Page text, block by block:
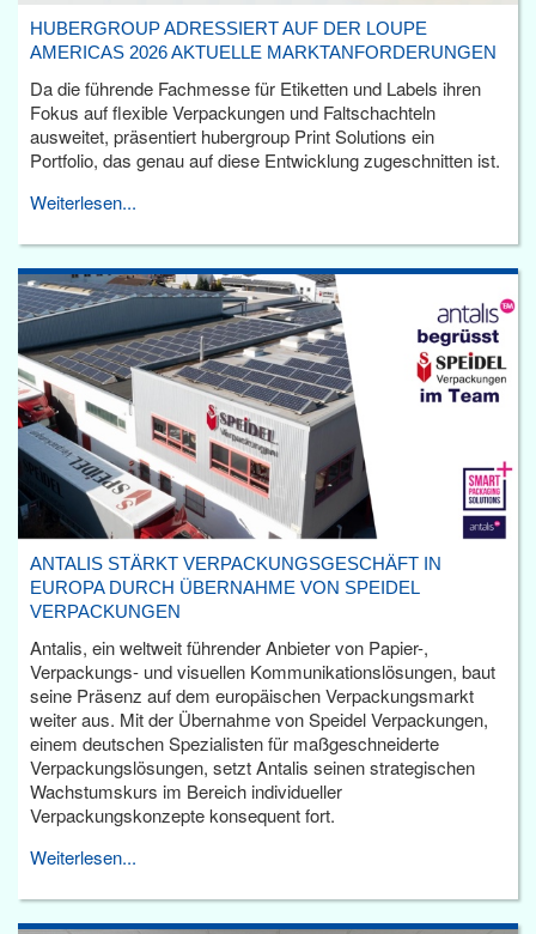
HUBERGROUP ADRESSIERT AUF DER LOUPE
AMERICAS 2026 AKTUELLE MARKTANFORDERUNGEN
Da die führende Fachmesse für Etiketten und Labels ihren
Fokus auf flexible Verpackungen und Faltschachteln
ausweitet, präsentiert hubergroup Print Solutions ein
Portfolio, das genau auf diese Entwicklung zugeschnitten ist.
Weiterlesen...
ANTALIS STÄRKT VERPACKUNGSGESCHÄFT IN
EUROPA DURCH ÜBERNAHME VON SPEIDEL
VERPACKUNGEN
Antalis, ein weltweit führender Anbieter von Papier-,
Verpackungs- und visuellen Kommunikationslösungen, baut
seine Präsenz auf dem europäischen Verpackungsmarkt
weiter aus. Mit der Übernahme von Speidel Verpackungen,
einem deutschen Spezialisten für maßgeschneiderte
Verpackungslösungen, setzt Antalis seinen strategischen
Wachstumskurs im Bereich individueller
Verpackungskonzepte konsequent fort.
Weiterlesen...